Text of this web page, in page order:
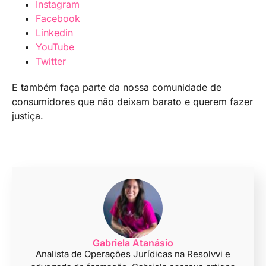
Instagram
Facebook
Linkedin
YouTube
Twitter
E também faça parte da nossa comunidade de
consumidores que não deixam barato e querem fazer
justiça.
Gabriela Atanásio
Analista de Operações Jurídicas na Resolvvi e